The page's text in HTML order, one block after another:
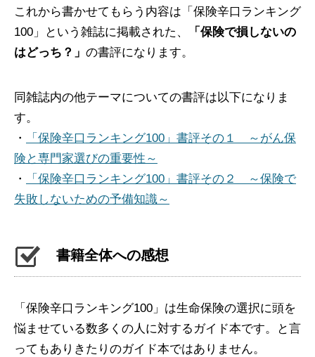
これから書かせてもらう内容は「保険辛口ランキング
100」という雑誌に掲載された、
「保険で損しないの
はどっち？」 の書評になります。
同雑誌内の他テーマについての書評は以下になりま
す。
・
「保険辛口ランキング100」書評その１ ～がん保
険と専門家選びの重要性～
・
「保険辛口ランキング100」書評その２ ～保険で
失敗しないための予備知識～
書籍全体への感想
「保険辛口ランキング100」は生命保険の選択に頭を
悩ませている数多くの人に対するガイド本です。と言
ってもありきたりのガイド本ではありません。